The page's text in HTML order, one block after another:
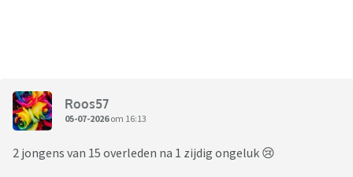
Roos57
05-07-2026om 16:13
2 jongens van 15 overleden na 1 zijdig ongeluk 😢